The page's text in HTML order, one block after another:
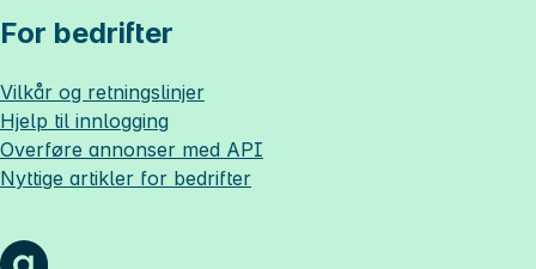
For bedrifter
Vilkår og retningslinjer
Hjelp til innlogging
Overføre annonser med API
Nyttige artikler for bedrifter